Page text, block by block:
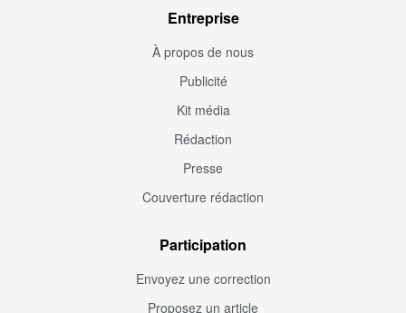
Entreprise
À propos de nous
Publicité
Kit média
Rédaction
Presse
Couverture rédaction
Participation
Envoyez une correction
Proposez un article